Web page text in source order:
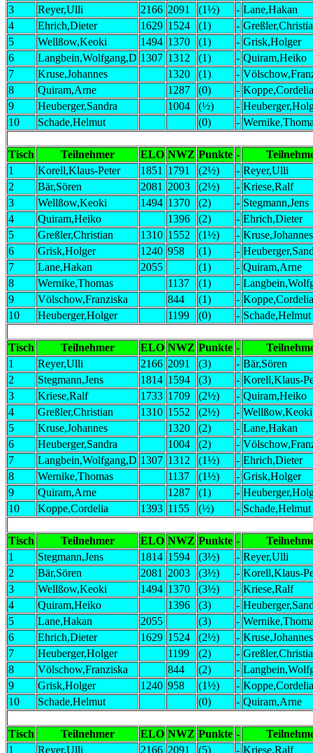
3
Reyer,Ulli 2166 2091 (1½) - Lane,Hakan
4
Ehrich,Dieter 1629 1524 (1) -
5
Wellßow,Keoki 1494 1370 (1) - Grisk,Holger
6
Langbein,Wolfgang,D 1307 1312 (1) - Quiram,Heiko
7
Kruse,Johannes 1320 (1) -
8
Quiram,Arne 1287 (0) - Koppe,Cordelia
9
Heuberger,Sandra 1004 (½) -
10
Schade,Helmut (0) -
Tisch Teilnehmer ELO NWZ Punkte -
1
Korell,Klaus-Peter 1851 1791 (2½) - Reyer,Ulli
2
Bär,Sören 2081 2003 (2½) - Kriese,Ralf
3
Wellßow,Keoki 1494 1370 (2) - Stegmann,Jens
4
Quiram,Heiko 1396 (2) - Ehrich,Dieter
5
Greßler,Christian 1310 1552 (1½) - Kruse,Johannes
6
Grisk,Holger 1240 958 (1) -
7
Lane,Hakan 2055 (1) - Quiram,Arne
8
Wernike,Thomas 1137 (1) -
9
Völschow,Franziska 844 (1) - Koppe,Cordelia
10
Heuberger,Holger 1199 (0) - Schade,Helmut
Tisch Teilnehmer ELO NWZ Punkte -
1
Reyer,Ulli 2166 2091 (3) - Bär,Sören
2
Stegmann,Jens 1814 1594 (3) - Korell,Klaus-
3
Kriese,Ralf 1733 1709 (2½) - Quiram,Heiko
4
Greßler,Christian 1310 1552 (2½) - Wellßow,Keoki
5
Kruse,Johannes 1320 (2) - Lane,Hakan
6
Heuberger,Sandra 1004 (2) -
7
Langbein,Wolfgang,D 1307 1312 (1½) - Ehrich,Dieter
8
Wernike,Thomas 1137 (1½) - Grisk,Holger
9
Quiram,Arne 1287 (1) -
10
Koppe,Cordelia 1393 1155 (½) - Schade,Helmut
Tisch Teilnehmer ELO NWZ Punkte -
1
Stegmann,Jens 1814 1594 (3½) - Reyer,Ulli
2
Bär,Sören 2081 2003 (3½) - Korell,Klaus-
3
Wellßow,Keoki 1494 1370 (3½) - Kriese,Ralf
4
Quiram,Heiko 1396 (3) -
5
Lane,Hakan 2055 (3) -
6
Ehrich,Dieter 1629 1524 (2½) - Kruse,Johannes
7
Heuberger,Holger 1199 (2) -
8
Völschow,Franziska 844 (2) -
9
Grisk,Holger 1240 958 (1½) - Koppe,Cordelia
10
Schade,Helmut (0) - Quiram,Arne
Tisch Teilnehmer ELO NWZ Punkte -
1
Reyer,Ulli 2166 2091 (5) - Kriese,Ralf